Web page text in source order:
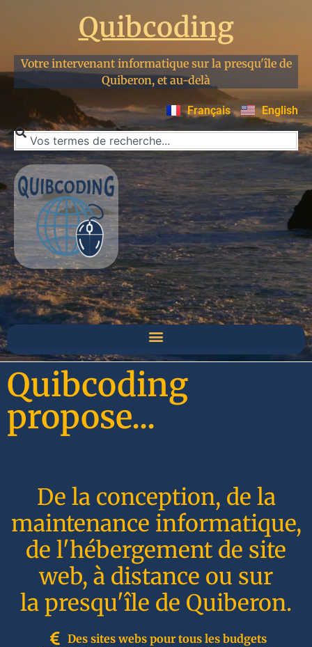
Quibcoding
Votre intervenant informatique sur la presqu'île de
Quiberon, et au-delà
Français English
Quibcoding
propose...
De la conception, de la
maintenance informatique,
de l'hébergement de site
web, à distance ou sur
la presqu'île de Quiberon.
Des sites webs pour tous les budgets